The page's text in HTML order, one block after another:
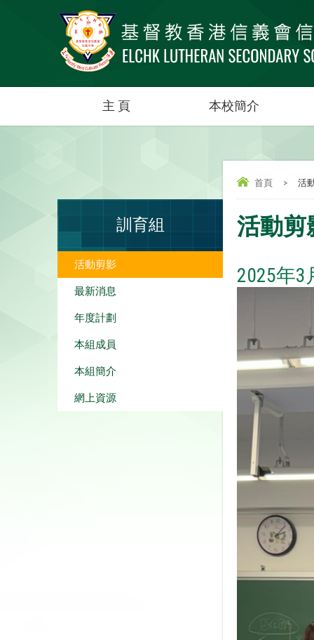
主 頁 本校簡介
首頁 > 活
活動剪
2025年3
訓育組
活動剪影
最新消息
年度計劃
本組成員
本組簡介
網上資源